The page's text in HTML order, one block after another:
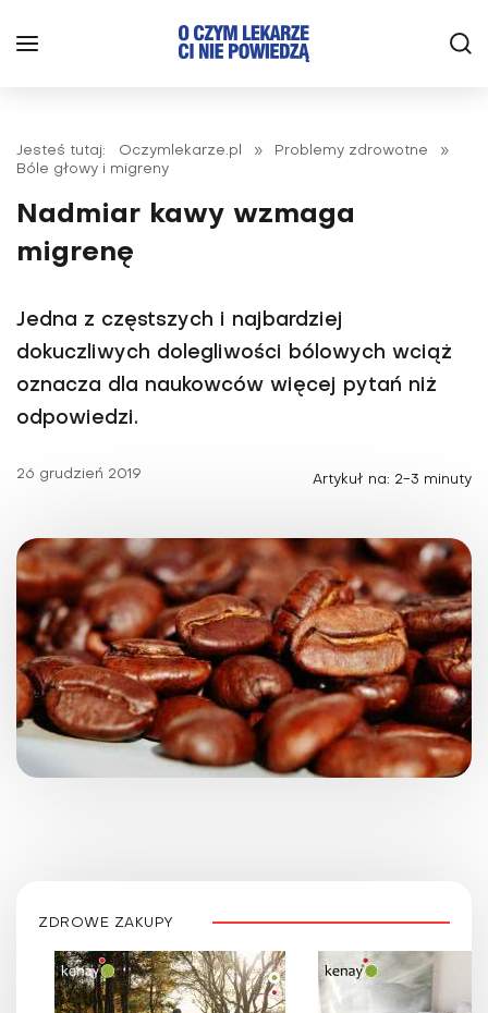
Jesteś tutaj: Oczymlekarze.pl » Problemy zdrowotne
»
Bóle głowy i migreny
Nadmiar kawy wzmaga
migrenę
Jedna z częstszych i najbardziej
dokuczliwych dolegliwości bólowych wciąż
oznacza dla naukowców więcej pytań niż
odpowiedzi.
26 grudzień 2019 Artykuł na: 2-3 minuty
ZDROWE ZAKUPY